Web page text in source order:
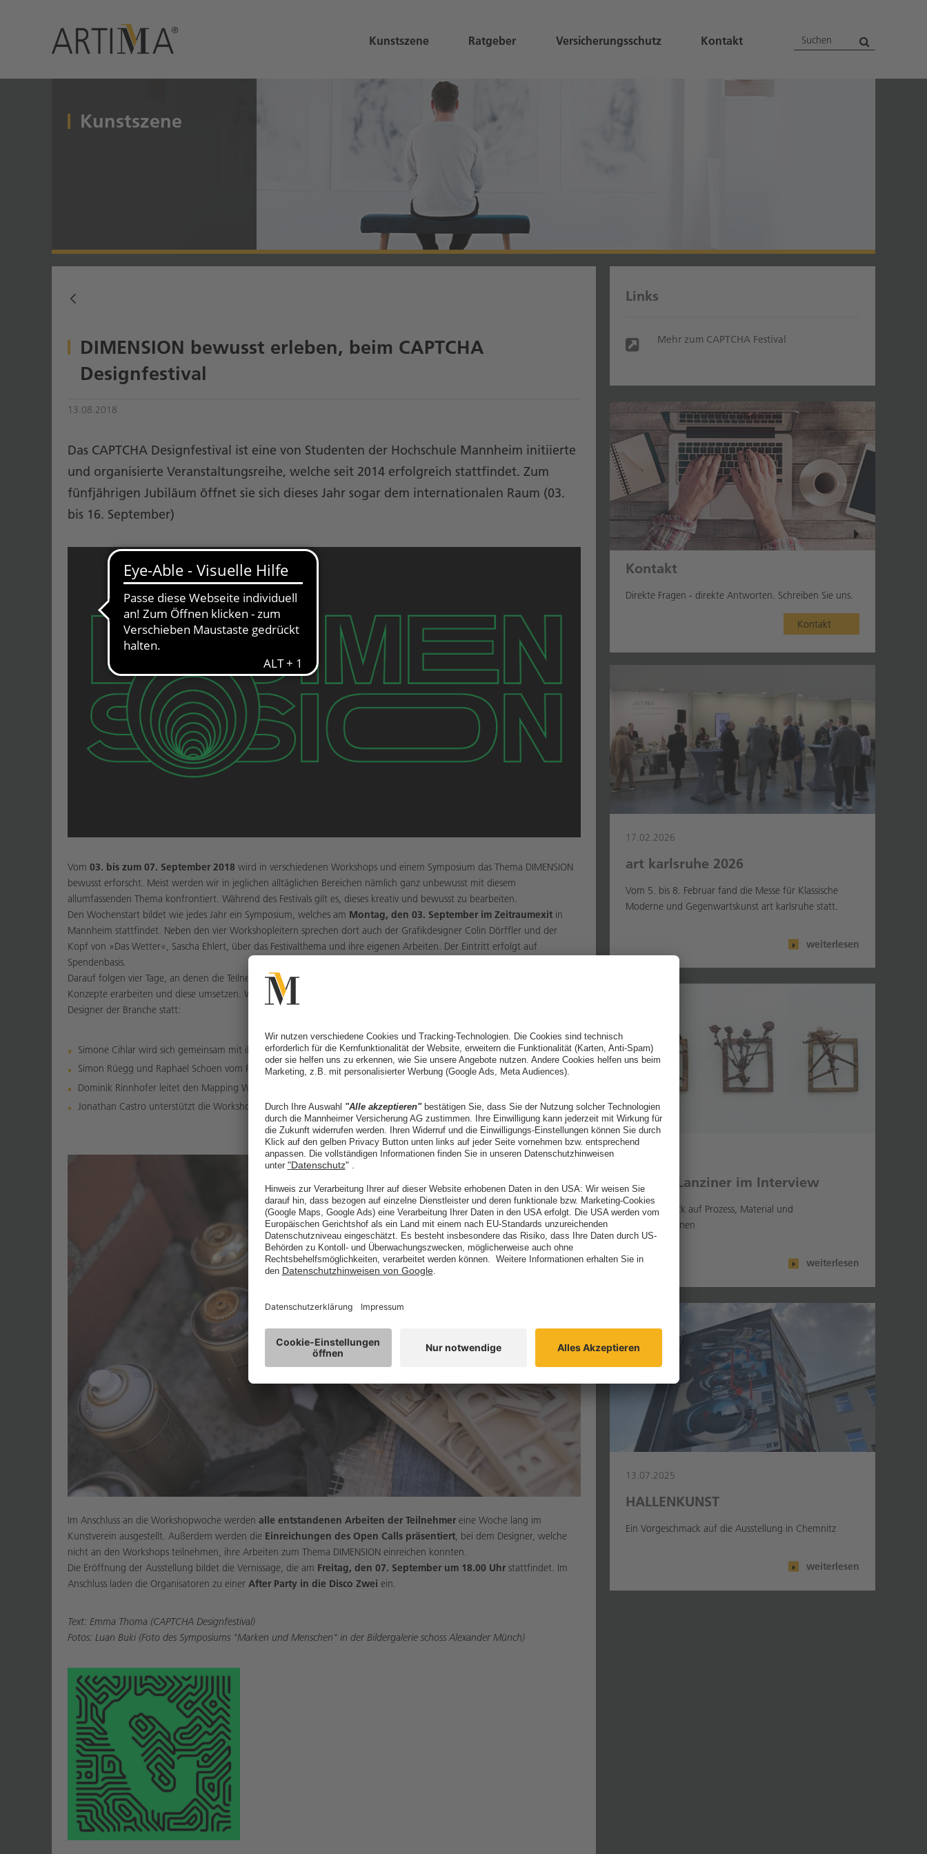
Kunstszene Ratgeber Versicherungsschutz Kontakt Suchen
Kunstszene
DIMENSION bewusst erleben, beim CAPTCHA
Designfestival
13.08.2018
Das CAPTCHA Designfestival ist eine von Studenten der Hochschule Mannheim initiierte
und organisierte Veranstaltungsreihe, welche seit 2014 erfolgreich stattfindet. Zum
fünfjährigen Jubiläum öffnet sie sich dieses Jahr sogar dem internationalen Raum (03.
bis 16. September)
Vom 03. bis zum 07. September 2018 wird in verschiedenen Workshops und einem Symposium das Thema DIMENSION
bewusst erforscht. Meist werden wir in jeglichen alltäglichen Bereichen nämlich ganz unbewusst mit diesem
allumfassenden Thema konfrontiert. Während des Festivals gilt es, dieses kreativ und bewusst zu bearbeiten.
Den Wochenstart bildet wie jedes Jahr ein Symposium, welches am Montag, den 03. September im Zeitraumexitin
Mannheim stattfindet. Neben den vier Workshopleitern sprechen dort auch der Grafikdesigner Colin Dörffler und der
Kopf von »Das Wetter«, Sascha Ehlert, über das Festivalthema und ihre eigenen Arbeiten. Der Eintritt erfolgt auf
Spendenbasis.
Darauf folgen vier Tage, an denen die Teilnehmer in den verschiedenen Workshops gemeinsam mit den Workshopleitern
Konzepte erarbeiten und diese umsetzen. Wie jedes Jahr finden
Designer der Branche statt:
Simone Cihlar wird sich gemeinsam mit ihren Workshopteilnehmern dem Thema via konzeptionellem Design nähern.
Simon Rüegg und Raphael Schoen vom Präsens Büro übernehmen den Editorial und Typografie Bereich.
Dominik Rinnhofer leitet den Mapping Workshop und
Jonathan Castro unterstützt die Workshopteilnehmer im Bereich Grafik Design.
Im Anschluss an die Workshopwoche werden alle entstandenen Arbeiten der Teilnehmer eine Woche lang im
Kunstverein ausgestellt. Außerdem werden die Einreichungen des Open Calls präsentiert, bei dem Designer, welche
nicht an den Workshops teilnehmen, ihre Arbeiten zum Thema DIMENSION einreichen konnten.
Die Eröffnung der Ausstellung bildet die Vernissage, die am Freitag, den 07. September um 18.00 Uhrstattfindet. Im
Anschluss laden die Organisatoren zu einer After Party in die Disco Zwei ein.
Text: Emma Thoma (CAPTCHA Designfestival)
Fotos: Luan Buki (Foto des Symposiums "Marken und Menschen" in der Bildergalerie schoss Alexander Münch)
Links
Mehr zum CAPTCHA Festival
Kontakt
Direkte Fragen - direkte Antworten. Schreiben Sie uns.
Kontakt
17.02.2026
art karlsruhe 2026
Vom 5. bis 8. Februar fand die Messe für Klassische
Moderne und Gegenwartskunst art karlsruhe statt.
weiterlesen
Marlon Lanziner im Interview
Ein klarer Blick auf Prozess, Material und
Zukunftsvisionen
weiterlesen
13.07.2025
HALLENKUNST
Ein Vorgeschmack auf die Ausstellung in Chemnitz
weiterlesen